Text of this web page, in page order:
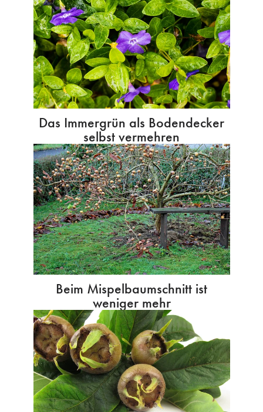
Das Immergrün als Bodendecker
selbst vermehren
Beim Mispelbaumschnitt ist
weniger mehr